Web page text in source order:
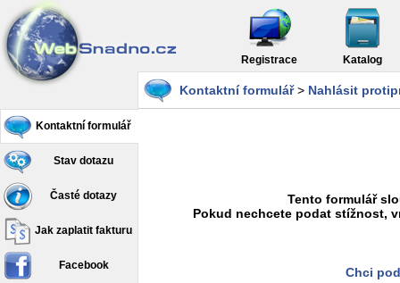
Registrace Katalog
Kontaktní formulář
Stav dotazu
Časté dotazy
Jak zaplatit fakturu
Facebook
Kontaktní formulář> Nahlásit
Tento formulář
Pokud nechcete podat stížnost,
Chci